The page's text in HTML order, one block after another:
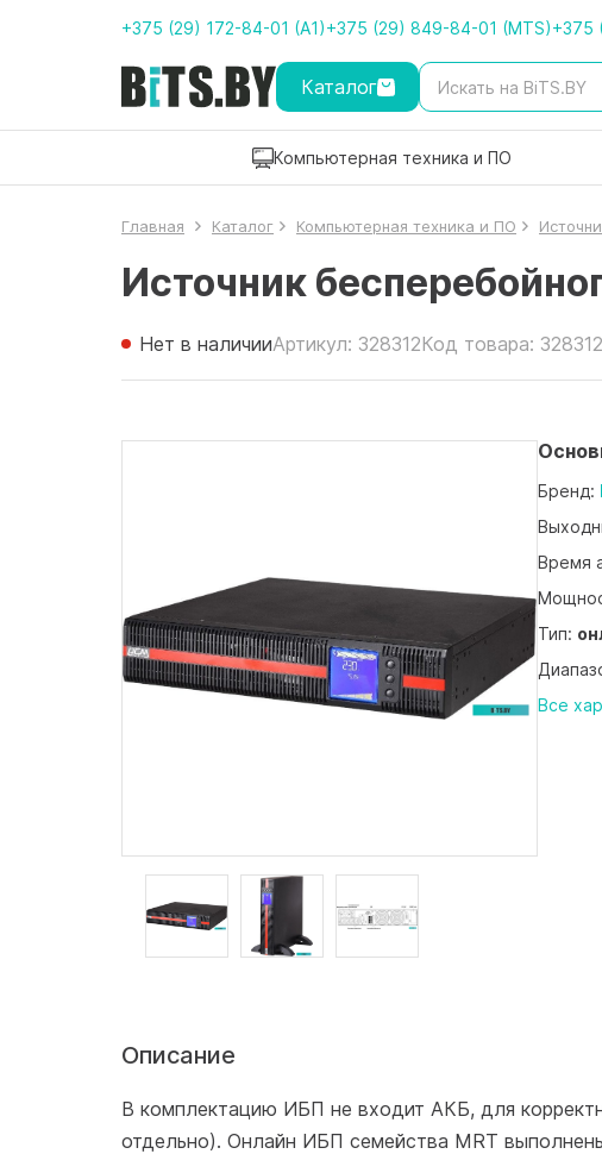
+375 (29) 172-84-01 (A1)+375 (29) 849-84-01 (MTS)+375
Каталог
Компьютерная техника и ПО
Главная Каталог Компьютерная техника и ПО
Источник
Нет в наличииАртикул: 328312Код товара: 328312
Бренд:
Время
Тип:
Все
Описание
В комплектацию ИБП не входит АКБ, для
отдельно). Онлайн ИБП семейства MRT